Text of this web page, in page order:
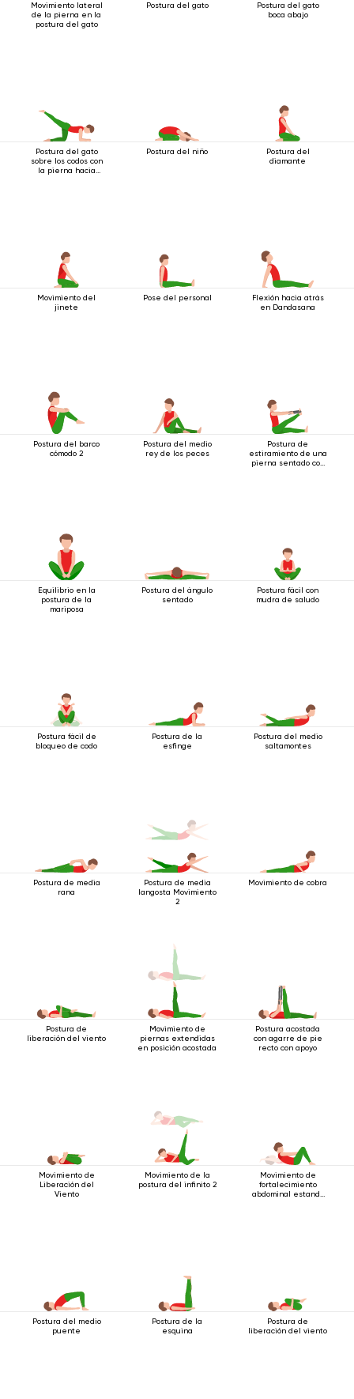
Movimiento lateral
de la pierna en la
postura del gato
Postura del gato
Postura del gato
boca abajo
Postura del gato
sobre los codos con
la pierna hacia
Postura del niño
Postura del
diamante
Movimiento del
jinete
Pose del personal
Flexión hacia atrás
en Dandasana
Postura del barco
cómodo 2
Postura del medio
rey de los peces
Postura de
estiramiento de una
pierna sentado con
Equilibrio en la
postura de la
mariposa
Postura del ángulo
sentado
Postura fácil con
mudra de saludo
Postura fácil de
bloqueo de codo
Postura de la
esfinge
Postura del medio
saltamontes
Postura de media
rana
Postura de media
langosta Movimiento
2
Movimiento de cobra
Postura de
liberación del viento
Movimiento de
piernas extendidas
en posición acostada
Postura acostada
con agarre de pie
recto con apoyo
Movimiento de
Liberación del
Viento
Movimiento de la
postura del infinito 2
Movimiento de
fortalecimiento
abdominal estando
Postura del medio
puente
Postura de la
esquina
Postura de
liberación del viento